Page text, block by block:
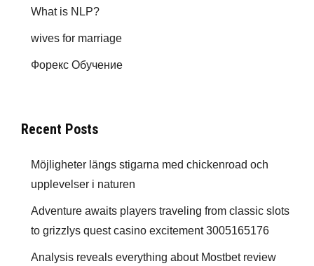
What is NLP?
wives for marriage
Форекс Обучение
Recent Posts
Möjligheter längs stigarna med chickenroad och
upplevelser i naturen
Adventure awaits players traveling from classic slots
to grizzlys quest casino excitement 3005165176
Analysis reveals everything about Mostbet review